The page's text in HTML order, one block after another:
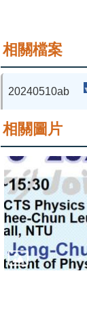
相關檔案
20240510ab
相關圖片